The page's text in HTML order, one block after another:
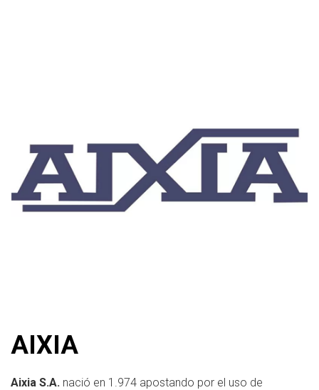
AIXIA
Aixia S.A. nació en 1.974 apostando por el uso de